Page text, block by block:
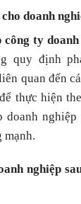
cho doanh
ty doanh
quy định
quan đến
thực hiện
nghiệp
mạnh.
nghiệp